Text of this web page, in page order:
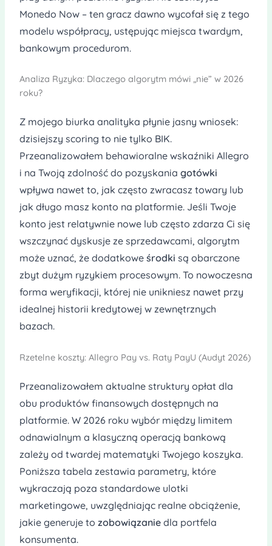
Monedo Now – ten gracz dawno wycofał się z tego
modelu współpracy, ustępując miejsca twardym,
bankowym procedurom.
Analiza Ryzyka: Dlaczego algorytm mówi „nie” w 2026
roku?
Z mojego biurka analityka płynie jasny wniosek:
dzisiejszy scoring to nie tylko BIK.
Przeanalizowałem behawioralne wskaźniki Allegro
i na Twoją zdolność do pozyskania gotówki
wpływa nawet to, jak często zwracasz towary lub
jak długo masz konto na platformie. Jeśli Twoje
konto jest relatywnie nowe lub często zdarza Ci się
wszczynać dyskusje ze sprzedawcami, algorytm
może uznać, że dodatkowe środki są obarczone
zbyt dużym ryzykiem procesowym. To nowoczesna
forma weryfikacji, której nie unikniesz nawet przy
idealnej historii kredytowej w zewnętrznych
bazach.
Rzetelne koszty: Allegro Pay vs. Raty PayU (Audyt 2026)
Przeanalizowałem aktualne struktury opłat dla
obu produktów finansowych dostępnych na
platformie. W 2026 roku wybór między limitem
odnawialnym a klasyczną operacją bankową
zależy od twardej matematyki Twojego koszyka.
Poniższa tabela zestawia parametry, które
wykraczają poza standardowe ulotki
marketingowe, uwzględniając realne obciążenie,
jakie generuje to zobowiązaniedla portfela
konsumenta.